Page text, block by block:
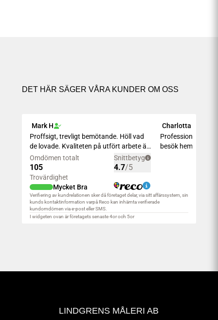
DET HÄR SÄGER VÅRA KUNDER OM OSS
LINDGRENS MÅLERI AB